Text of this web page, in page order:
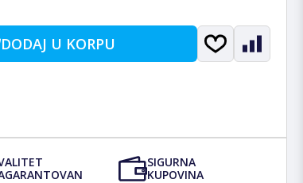
DODAJ U KORPU
SIGURNA
KUPOVINA